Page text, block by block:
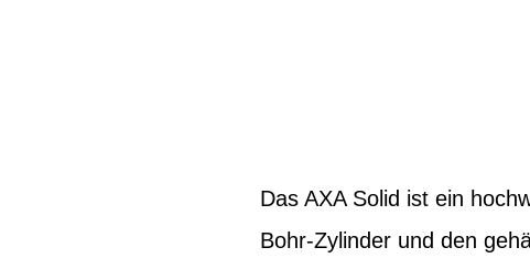
Das AXA Solid ist ein
Bohr-Zylinder und den